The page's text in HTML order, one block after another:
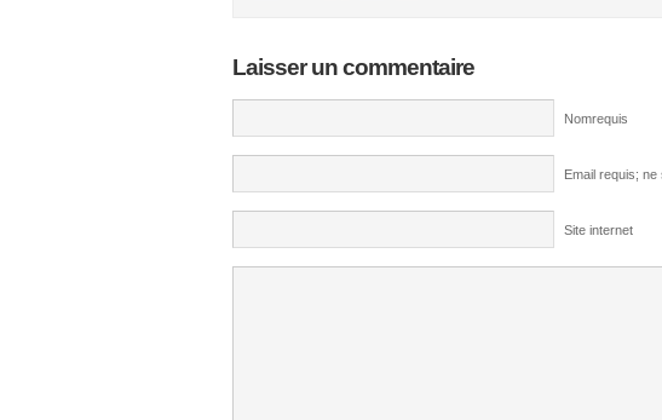
Laisser un commentaire
Nomrequis
Email requis;
Site internet